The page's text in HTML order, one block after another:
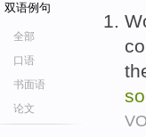
双语例句
全部
口语
书面语
论文